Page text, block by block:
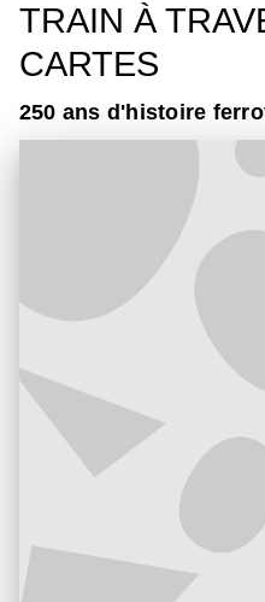
TRAIN À
CARTES
250 ans d'histoire